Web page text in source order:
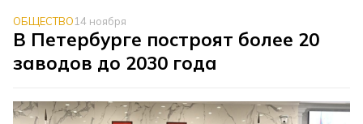
ОБЩЕСТВО14 ноября
В Петербурге построят более 20
заводов до 2030 года